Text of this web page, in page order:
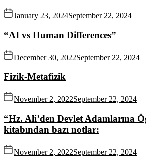
January 23, 2024September 22, 2024
“AI vs Human Differences”
December 30, 2022September 22, 2024
Fizik-Metafizik
November 2, 2022September 22, 2024
“Hz. Ali’den Devlet Adamlarına
kitabından bazı notlar:
November 2, 2022September 22, 2024